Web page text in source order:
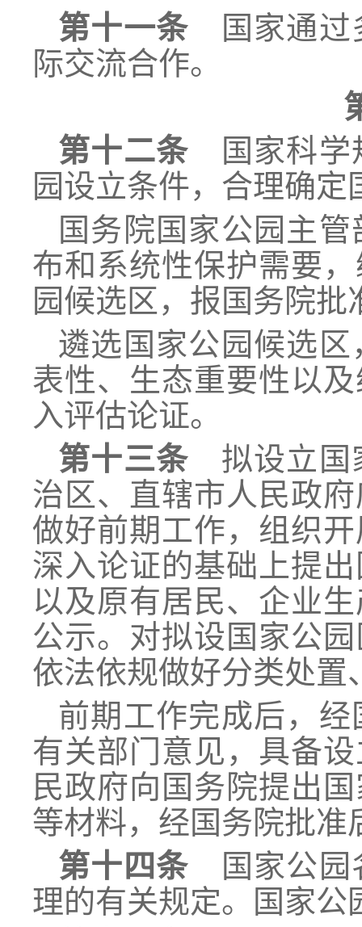
第十一条 国家通过
际交流合作。
第十二条 国家科学
园设立条件，合理确
国务院国家公园主
布和系统性保护需要
园候选区，报国务院批
遴选国家公园候选
表性、生态重要性以
入评估论证。
第十三条 拟设立国
治区、直辖市人民政
做好前期工作，组织
深入论证的基础上提
以及原有居民、企业
公示。对拟设国家公
依法依规做好分类处置
前期工作完成后，
有关部门意见，具备
民政府向国务院提出
等材料，经国务院批准
第十四条 国家公园
理的有关规定。国家公